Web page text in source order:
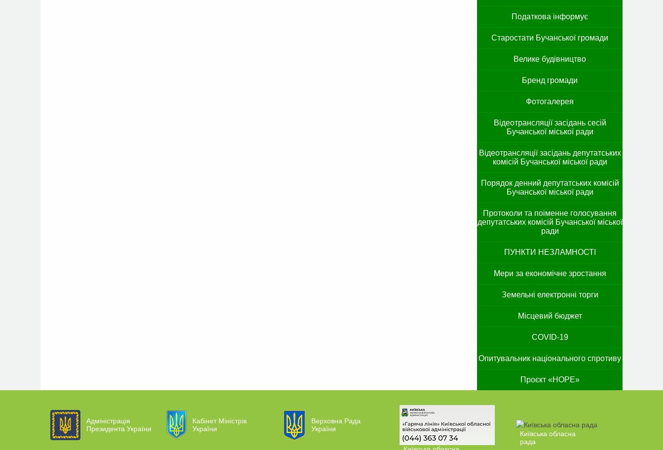
Податкова інформує
Старостати Бучанської громади
Велике будівництво
Бренд громади
Фотогалерея
Відеотрансляції засідань сесій
Бучанської міської ради
Відеотрансляції засідань депутатських
комісій Бучанської міської ради
Порядок денний депутатських комісій
Бучанської міської ради
Протоколи та поіменне голосування
депутатських комісій Бучанської міської
ради
ПУНКТИ НЕЗЛАМНОСТІ
Мери за економічне зростання
Земельні електронні торги
Місцевий бюджет
COVID-19
Опитувальник національного спротиву
Проєкт «HOPE»
Адміністрація
Президента України
Кабінет Міністрів
України
Верховна Рада
України
Київська обласна
рада